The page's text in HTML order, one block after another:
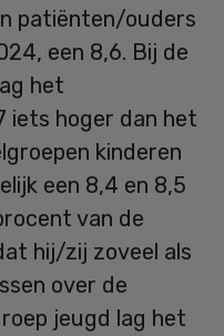
patiënten/ouders
een 8,6. Bij de
het
iets hoger dan het
kinderen
een 8,4 en 8,5
van de
hij/zij zoveel als
over de
jeugd lag het